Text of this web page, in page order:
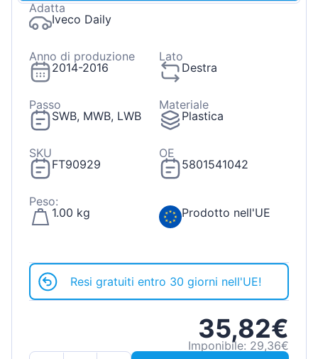
Adatta
Iveco Daily
Anno di produzione
2014-2016
Lato
Destra
Passo
SWB, MWB, LWB
Materiale
Plastica
SKU
FT90929
OE
5801541042
Peso:
1.00 kg
Prodotto nell'UE
Resi gratuiti entro 30 giorni nell'UE!
35,82€
Imponibile: 29,36€